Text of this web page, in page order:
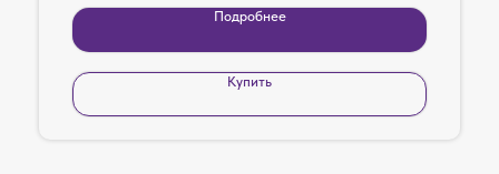
Подробнее
Купить